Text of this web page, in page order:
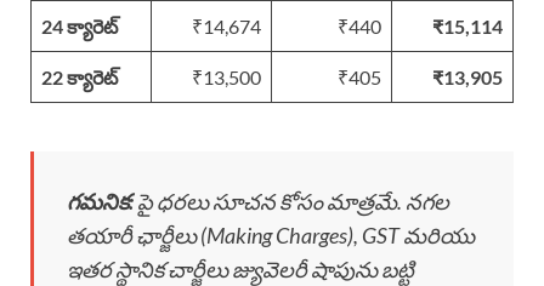
24 క్యారెట్ ₹14,674 ₹440 ₹15,114
22 క్యారెట్ ₹13,500 ₹405 ₹13,905
గమనిక:పై ధరలు సూచన కోసం మాత్రమే. నగల
తయారీ ఛార్జీలు (Making Charges), GST మరియు
ఇతర స్థానిక చార్జీలు జ్యువెలరీ షాపును బట్టి